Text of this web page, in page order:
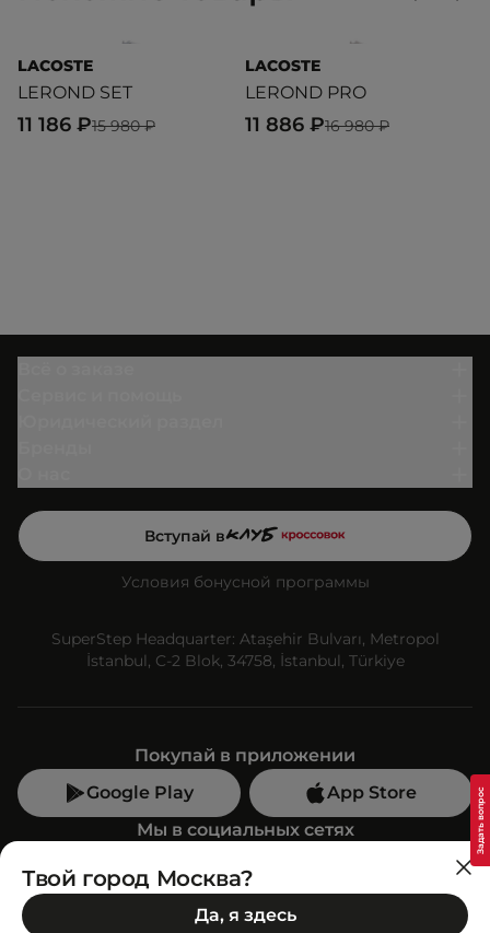
LACOSTE
LEROND SET
15 980 ₽
11 186 ₽
LACOSTE
LEROND PRO
16 980 ₽
11 886 ₽
Вступай в
Условия бонусной программы
SuperStep Headquarter: Ataşehir Bulvarı, Metropol
İstanbul, C-2 Blok, 34758, İstanbul, Türkiye
Покупай в приложении
Google Play
App Store
Мы в социальных сетях
Позвони нам
+7 (499) 350-55-33
Твой город Москва?
Да, я здесь